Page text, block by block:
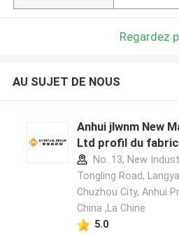
Regardez
AU SUJET DE NOUS
Anhui jlwnm New
Ltd profil du
No. 13, New
Tongling Road,
Chuzhou City, Anhui
China ,La Chine
5.0